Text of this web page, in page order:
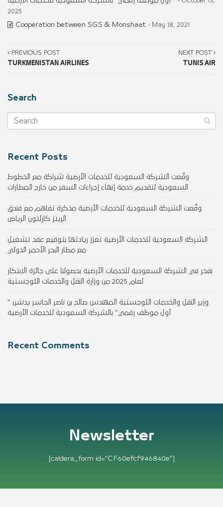
2025
Cooperation between SGS & Monshaat - May 18, 2021
PREVIOUS POST
TURKMENISTAN AIRLINES
NEXT POST
TUNIS AIR
Search
Recent Posts
وقّعت الشركة السعودية للخدمات الأرضية شراكة مع الخطوط
السعودية لتقديم خدمة إنهاء إجراءات السفر من خارج المطارات
وقّعت الشركة السعودية للخدمات الأرضية مذكرة تفاهم مع فندق
الريتز كارلتون الرياض
الشركة السعودية للخدمات الأرضية تعزز ريادتها بتوقيع عقد تشغيل
مع مطار البحر الأحمر الدولي
نفخر في الشركة السعودية للخدمات الأرضية بحصولنا على جائزة الابتكار
لعام 2025 من وزارة النقل والخدمات اللوجستية
وزير النقل والخدمات اللوجستية المهندس صالح بن ناصر الجاسر يدشن ”
أول موظف رقمي” بالشركة السعودية للخدمات الأرضية
Recent Comments
Newsletter
[caldera_form id=”CF60efcf946840e”]